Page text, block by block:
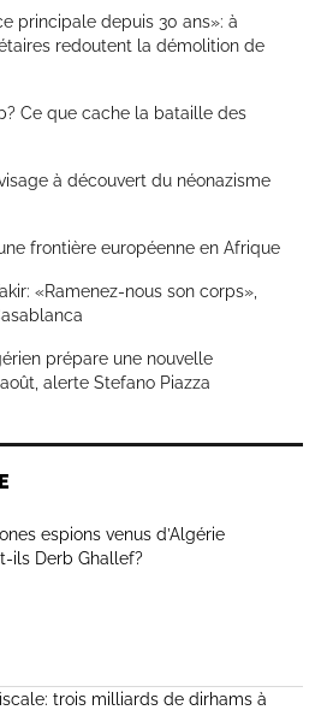
principale depuis 30 ans»: à
redoutent la démolition de
Ce que cache la bataille des
à découvert du néonazisme
frontière européenne en Afrique
«Ramenez-nous son corps»,
prépare une nouvelle
alerte Stefano Piazza
espions venus d’Algérie
ils Derb Ghallef?
trois milliards de dirhams à